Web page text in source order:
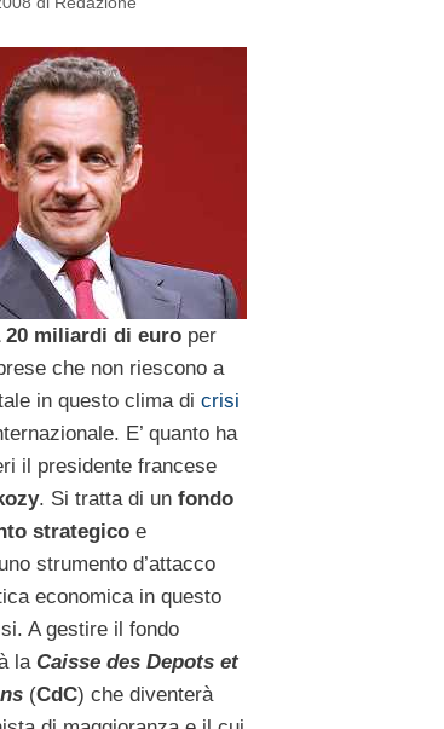
20 miliardi di europer
che non riescono a
in questo clima di crisi
E’ quanto ha
il presidente francese
. Si tratta di un fondo
strategicoe
strumento d’attacco
economica in questo
A gestire il fondo
la Caisse des Depots et
(CdC) che diventerà